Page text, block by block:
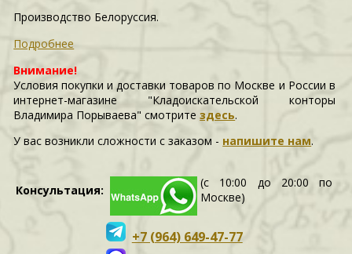
Производство Белоруссия.
Подробнее
Внимание!
Условия покупки и доставки товаров по Москве и России в
интернет-магазине "Кладоискательской конторы
Владимира Порываева" смотритездесь.
У вас возникли сложности c заказом - напишите нам.
Консультация:
(с 10:00 до 20:00 по
Москве)
+7 (964) 649-47-77